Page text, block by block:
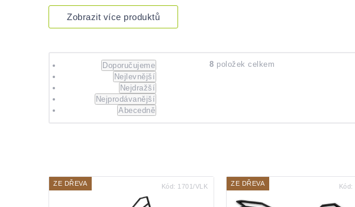
Zobrazit více produktů
produktů
Doporučujeme
Nejlevnější
Nejdražší
Nejprodávanější
Abecedně
8 položek celkem
produktů
ZE DŘEVA Kód: 1701/VLK ZE DŘEVA Kód: